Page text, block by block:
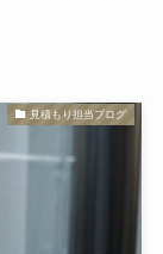
見積もり担当ブログ